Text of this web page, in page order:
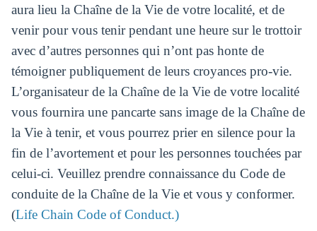
aura lieu la Chaîne de la Vie de votre localité, et de
venir pour vous tenir pendant une heure sur le trottoir
avec d’autres personnes qui n’ont pas honte de
témoigner publiquement de leurs croyances pro-vie.
L’organisateur de la Chaîne de la Vie de votre localité
vous fournira une pancarte sans image de la Chaîne de
la Vie à tenir, et vous pourrez prier en silence pour la
fin de l’avortement et pour les personnes touchées par
celui-ci. Veuillez prendre connaissance du Code de
conduite de la Chaîne de la Vie et vous y conformer.
(Life Chain Code of Conduct.)